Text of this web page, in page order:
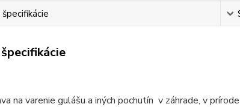
na varenie gulášu a iných pochutín v záhrade, v